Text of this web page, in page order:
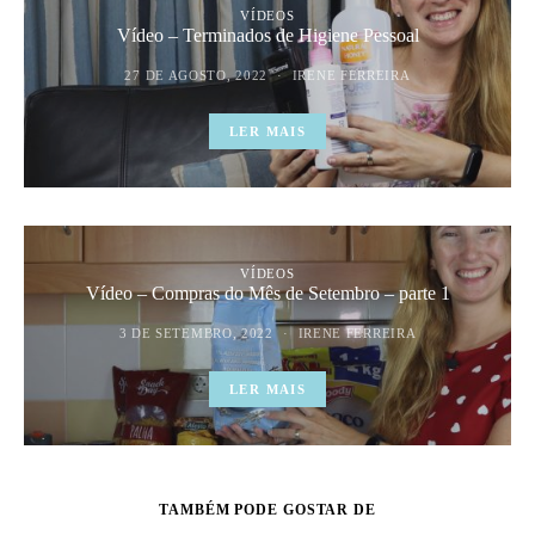
VÍDEOS
Vídeo – Terminados de Higiene Pessoal
27 DE AGOSTO, 2022 IRENE FERREIRA
LER MAIS
VÍDEOS
Vídeo – Compras do Mês de Setembro – parte 1
3 DE SETEMBRO, 2022 IRENE FERREIRA
LER MAIS
TAMBÉM PODE GOSTAR DE